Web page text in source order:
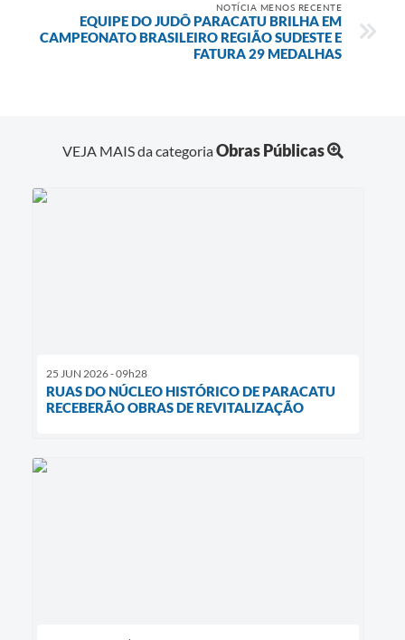
NOTÍCIA MENOS RECENTE
EQUIPE DO JUDÔ PARACATU BRILHA EM
CAMPEONATO BRASILEIRO REGIÃO SUDESTE E
FATURA 29 MEDALHAS
VEJA MAIS da categoriaObras Públicas
25 JUN 2026 - 09h28
RUAS DO NÚCLEO HISTÓRICO DE PARACATU
RECEBERÃO OBRAS DE REVITALIZAÇÃO